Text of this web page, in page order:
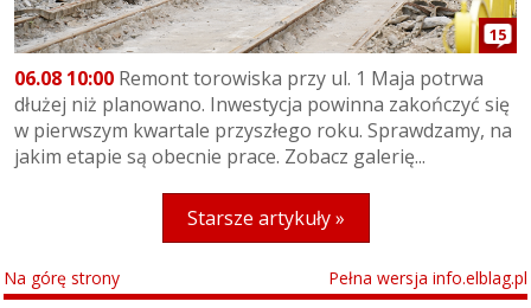
15
06.08 10:00 Remont torowiska przy ul. 1 Maja potrwa
dłużej niż planowano. Inwestycja powinna zakończyć się
w pierwszym kwartale przyszłego roku. Sprawdzamy, na
jakim etapie są obecnie prace. Zobacz galerię...
Starsze artykuły »
Na górę strony Pełna wersja info.elblag.pl